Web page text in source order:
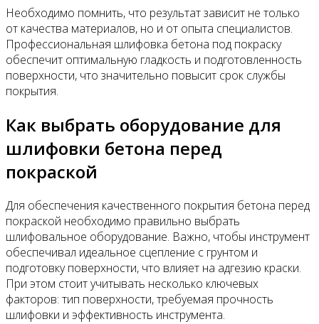
Необходимо помнить, что результат зависит не только
от качества материалов, но и от опыта специалистов.
Профессиональная шлифовка бетона под покраску
обеспечит оптимальную гладкость и подготовленность
поверхности, что значительно повысит срок службы
покрытия.
Как выбрать оборудование для
шлифовки бетона перед
покраской
Для обеспечения качественного покрытия бетона перед
покраской необходимо правильно выбрать
шлифовальное оборудование. Важно, чтобы инструмент
обеспечивал идеальное сцепление с грунтом и
подготовку поверхности, что влияет на адгезию краски.
При этом стоит учитывать несколько ключевых
факторов: тип поверхности, требуемая прочность
шлифовки и эффективность инструмента.